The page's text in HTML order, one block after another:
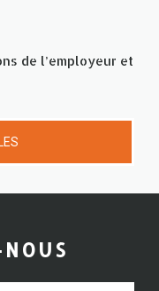
de l’employeur et